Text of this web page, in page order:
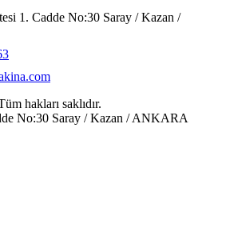
1. Cadde No:30 Saray / Kazan /
hakları saklıdır.
No:30 Saray / Kazan / ANKARA